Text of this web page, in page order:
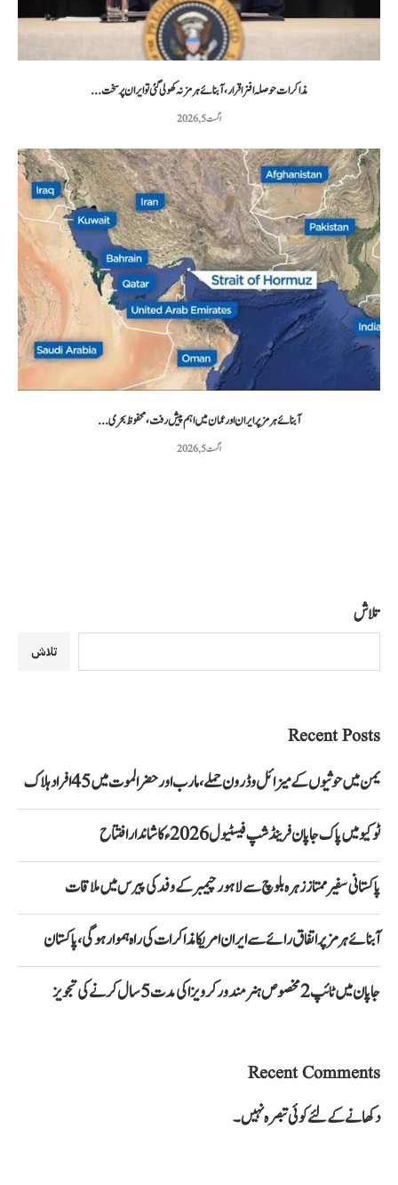
مذاکرات حوصلہ افزا قرار،آبنائے ہرمز نہ کھولی گئی تو ایران پر سخت...
اگست 5, 2026
آبنائے ہرمز پر ایران اور عمان میں اہم پیش رفت، محفوظ بحری...
اگست 5, 2026
تلاش
تلاش
Recent Posts
یمن میں حوثیوں کے میزائل و ڈرون حملے، مارب اور حضرالموت میں 45 افراد ہلاک
ٹوکیو میں پاک جاپان فرینڈشپ فیسٹیول 2026ء کا شاندار افتتاح
پاکستانی سفیر ممتاز زہرہ بلوچ سے لاہور چیمبر کے وفد کی پیرس میں ملاقات
آبنائے ہرمز پر اتفاق رائے سے ایران امریکا مذاکرات کی راہ ہموار ہوگی، پاکستان
جاپان میں ٹائپ 2 مخصوص ہنر مند ورکر ویزا کی مدت 5 سال کرنے کی تجویز
Recent Comments
دکھانے کے لئے کوئی تبصرہ نہیں۔